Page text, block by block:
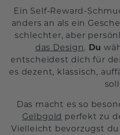
Ein Self-Reward-
anders an als ein
schlechter, aber
das Design. Du
entscheidest dich für
es dezent, klassisch,
Das macht es so
Gelbgold
perfekt zu
Vielleicht bevorzugst du